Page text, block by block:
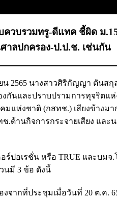
ควบรวมทรู-ดีแทค ชี้ผิด ม
าลปกครอง-ป.ป.ช. เช่นกัน
น 2565 นางสาวศิริกัญญา ตันส
กันและปราบปรามการทุจริตแ
มแห่งชาติ (กสทช.) เสียงข้างม
ด้านกิจการกระจายเสียง และ
ร์ปอเรชั่น หรือ TRUE และบม
นมี 3 ข้อ ดังนี้
ากที่ประชุมเมื่อวันที่ 20 ต.ค.